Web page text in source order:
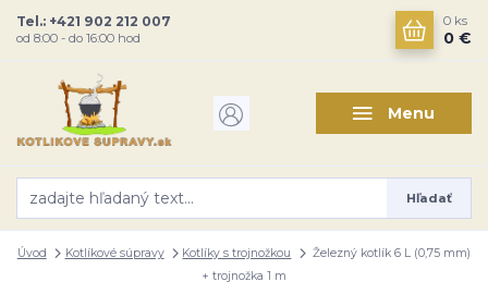
Menu
Hľadať
Tel.: +421 902 212 007
od 8:00 - do 16:00 hod
0 ks
0 €
Úvod Kotlíkové súpravy Kotlíky s trojnožkou
Železný kotlík 6 L (0,75 mm)
+ trojnožka 1 m